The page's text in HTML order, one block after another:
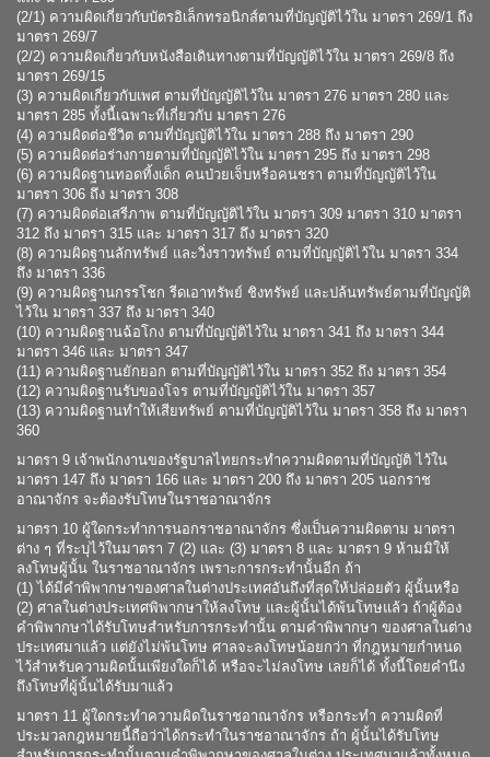
(2/1) ความผิดเกี่ยวกับบัตรอิเล็กทรอนิกส์ตามที่บัญญัติไว้ใน มาตรา 269/1 ถึง
มาตรา 269/7
(2/2) ความผิดเกี่ยวกับหนังสือเดินทางตามที่บัญญัติไว้ใน มาตรา 269/8 ถึง
มาตรา 269/15
(3) ความผิดเกี่ยวกับเพศ ตามที่บัญญัติไว้ใน มาตรา 276 มาตรา 280 และ
มาตรา 285 ทั้งนี้เฉพาะที่เกี่ยวกับ มาตรา 276
(4) ความผิดต่อชีวิต ตามที่บัญญัติไว้ใน มาตรา 288 ถึง มาตรา 290
(5) ความผิดต่อร่างกายตามที่บัญญัติไว้ใน มาตรา 295 ถึง มาตรา 298
(6) ความผิดฐานทอดทิ้งเด็ก คนป่วยเจ็บหรือคนชรา ตามที่บัญญัติไว้ใน
มาตรา 306 ถึง มาตรา 308
(7) ความผิดต่อเสรีภาพ ตามที่บัญญัติไว้ใน มาตรา 309 มาตรา 310 มาตรา
312 ถึง มาตรา 315 และ มาตรา 317 ถึง มาตรา 320
(8) ความผิดฐานลักทรัพย์ และวิ่งราวทรัพย์ ตามที่บัญญัติไว้ใน มาตรา 334
ถึง มาตรา 336
(9) ความผิดฐานกรรโชก รีดเอาทรัพย์ ชิงทรัพย์ และปล้นทรัพย์ตามที่บัญญัติ
ไว้ใน มาตรา 337 ถึง มาตรา 340
(10) ความผิดฐานฉ้อโกง ตามที่บัญญัติไว้ใน มาตรา 341 ถึง มาตรา 344
มาตรา 346 และ มาตรา 347
(11) ความผิดฐานยักยอก ตามที่บัญญัติไว้ใน มาตรา 352 ถึง มาตรา 354
(12) ความผิดฐานรับของโจร ตามที่บัญญัติไว้ใน มาตรา 357
(13) ความผิดฐานทำให้เสียทรัพย์ ตามที่บัญญัติไว้ใน มาตรา 358 ถึง มาตรา
360
มาตรา 9 เจ้าพนักงานของรัฐบาลไทยกระทำความผิดตามที่บัญญัติ ไว้ใน
มาตรา 147 ถึง มาตรา 166 และ มาตรา 200 ถึง มาตรา 205 นอกราช
อาณาจักร จะต้องรับโทษในราชอาณาจักร
มาตรา 10 ผู้ใดกระทำการนอกราชอาณาจักร ซึ่งเป็นความผิดตาม มาตรา
ต่าง ๆ ที่ระบุไว้ในมาตรา 7 (2) และ (3) มาตรา 8 และ มาตรา 9 ห้ามมิให้
ลงโทษผู้นั้น ในราชอาณาจักร เพราะการกระทำนั้นอีก ถ้า
(1) ได้มีคำพิพากษาของศาลในต่างประเทศอันถึงที่สุดให้ปล่อยตัว ผู้นั้นหรือ
(2) ศาลในต่างประเทศพิพากษาให้ลงโทษ และผู้นั้นได้พ้นโทษแล้ว ถ้าผู้ต้อง
คำพิพากษาได้รับโทษสำหรับการกระทำนั้น ตามคำพิพากษา ของศาลในต่าง
ประเทศมาแล้ว แต่ยังไม่พ้นโทษ ศาลจะลงโทษน้อยกว่า ที่กฎหมายกำหนด
ไว้สำหรับความผิดนั้นเพียงใดก็ได้ หรือจะไม่ลงโทษ เลยก็ได้ ทั้งนี้โดยคำนึง
ถึงโทษที่ผู้นั้นได้รับมาแล้ว
มาตรา 11 ผู้ใดกระทำความผิดในราชอาณาจักร หรือกระทำ ความผิดที่
ประมวลกฎหมายนี้ถือว่าได้กระทำในราชอาณาจักร ถ้า ผู้นั้นได้รับโทษ